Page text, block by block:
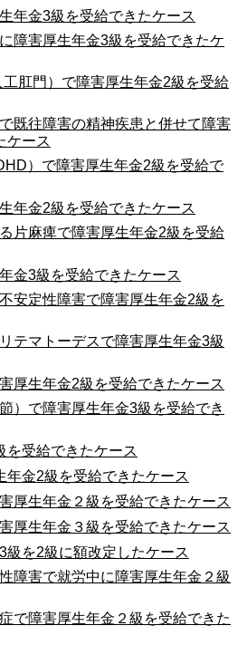
年金3級を受給できたケース
障害厚生年金3級を受給できたケ
肛門）で障害厚生年金2級を受給
既往障害の精神疾患と併せて障害
ケース
）で障害厚生年金2級を受給で
年金2級を受給できたケース
片麻痺で障害厚生年金2級を受給
金3級を受給できたケース
安定性障害で障害厚生年金2級を
テマトーデスで障害厚生年金3級
厚生年金2級を受給できたケース
）で障害厚生年金3級を受給でき
を受給できたケース
年金2級を受給できたケース
厚生年金２級を受給できたケース
厚生年金３級を受給できたケース
級を2級に額改定したケース
障害で就労中に障害厚生年金２級
で障害厚生年金２級を受給できた